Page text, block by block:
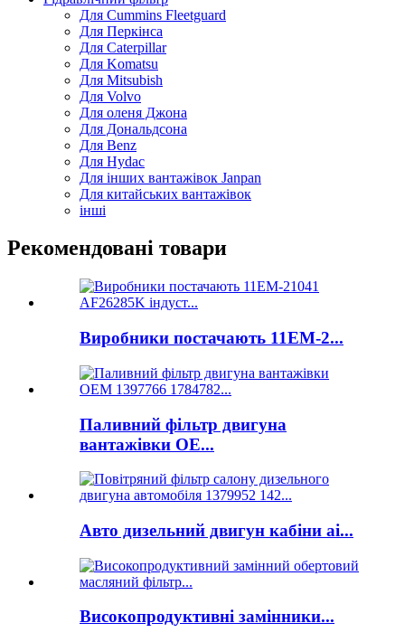
Для Cummins Fleetguard
Для Перкінса
Для Caterpillar
Для Komatsu
Для Mitsubish
Для Volvo
Для оленя Джона
Для Дональдсона
Для Benz
Для Hydac
Для інших вантажівок Janpan
Для китайських вантажівок
інші
Рекомендовані товари
Виробники постачають 11ЕМ-2...
Паливний фільтр двигуна
вантажівки OE...
Авто дизельний двигун кабіни ai...
Високопродуктивні замінники...